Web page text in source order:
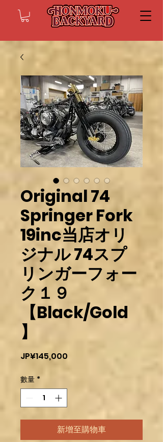
Original 74
Springer Fork
19inc当店オリ
ジナル 74スプ
リンガーフォー
ク１９
【Black/Gold
】
JP¥145,000
數量 *
新增至購物車